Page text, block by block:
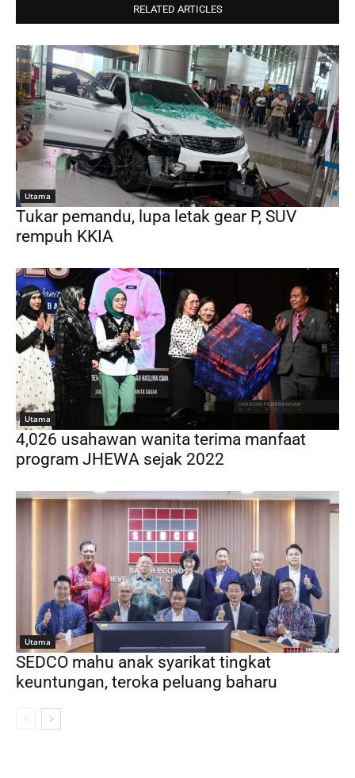
RELATED ARTICLES
Utama
Tukar pemandu, lupa letak gear P, SUV
rempuh KKIA
Utama
4,026 usahawan wanita terima manfaat
program JHEWA sejak 2022
Utama
SEDCO mahu anak syarikat tingkat
keuntungan, teroka peluang baharu